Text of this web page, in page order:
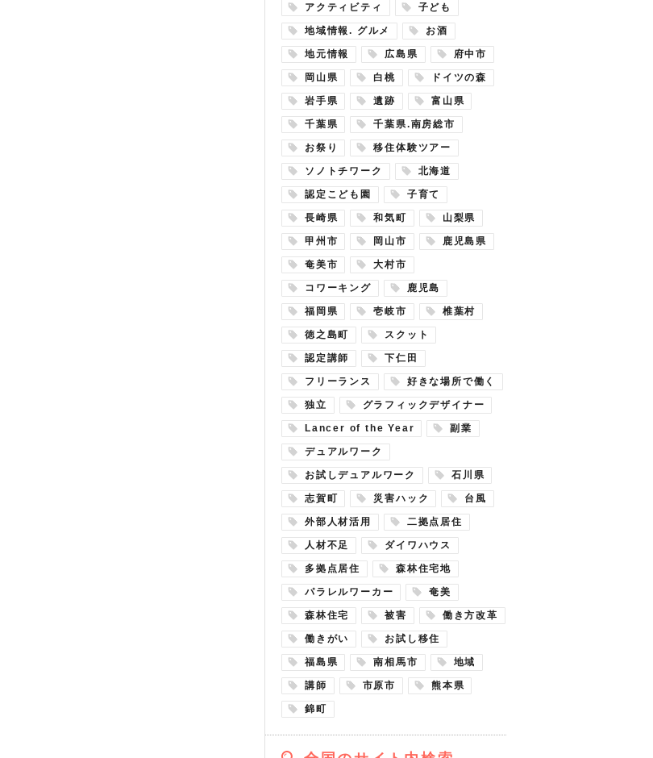
アクティビティ 子ども
地域情報. グルメ お酒
地元情報 広島県 府中市
岡山県 白桃 ドイツの森
岩手県 遺跡 富山県
千葉県 千葉県.南房総市
お祭り 移住体験ツアー
ソノトチワーク 北海道
認定こども園 子育て
長崎県 和気町 山梨県
甲州市 岡山市 鹿児島県
奄美市 大村市
コワーキング 鹿児島
福岡県 壱岐市 椎葉村
徳之島町 スクット
認定講師 下仁田
フリーランス 好きな場所で働く
独立 グラフィックデザイナー
Lancer of the Year 副業
デュアルワーク
お試しデュアルワーク 石川県
志賀町 災害ハック 台風
外部人材活用 二拠点居住
人材不足 ダイワハウス
多拠点居住 森林住宅地
パラレルワーカー 奄美
森林住宅 被害 働き方改革
働きがい お試し移住
福島県 南相馬市 地域
講師 市原市 熊本県
錦町